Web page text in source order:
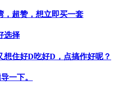
，超赞，想立即买一套
选择
想住好D吃好D，点搞作好呢？
一下。